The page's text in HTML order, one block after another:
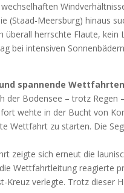
(Staad-Meersburg) hinaus
überall herrschte Flaute,
bei intensiven
spannende Wettfahrten
der Bodensee – trotz Regen
wehte in der Bucht von
Wettfahrt zu starten. Die
zeigte sich erneut die
Wettfahrtleitung reagierte
Kreuz verlegte. Trotz dieser